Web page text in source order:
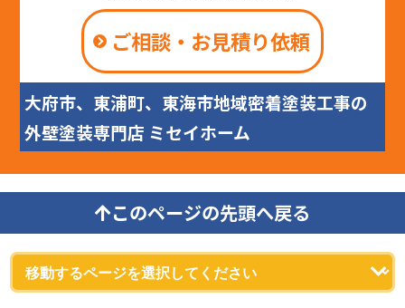
ご相談・お見積り依頼
大府市、東浦町、東海市地域密着塗装工事の
外壁塗装専門店 ミセイホーム
このページの先頭へ戻る